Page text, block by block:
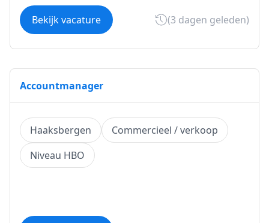
Bekijk vacature (3 dagen geleden)
Accountmanager
Haaksbergen
Commercieel / verkoop
Niveau HBO